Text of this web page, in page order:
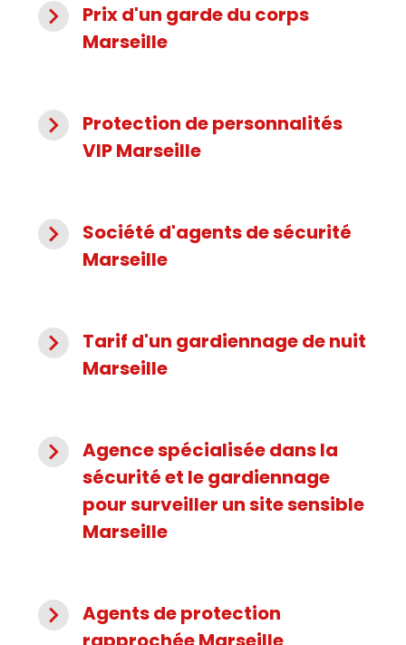
navigate_next Prix d'un garde du corps
Marseille
navigate_next Protection de personnalités
VIP Marseille
navigate_next Société d'agents de sécurité
Marseille
navigate_next Tarif d'un gardiennage de nuit
Marseille
navigate_next Agence spécialisée dans la
sécurité et le gardiennage
pour surveiller un site sensible
Marseille
navigate_next Agents de protection